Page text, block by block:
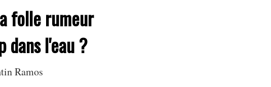
folle rumeur
dans l'eau ?
Ramos